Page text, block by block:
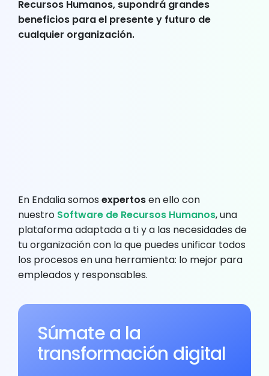
Recursos Humanos, supondrá grandes
beneficios para el presente y futuro de
cualquier organización.
En Endalia somos expertosen ello con
nuestro Software de Recursos Humanos, una
plataforma adaptada a ti y a las necesidades de
tu organización con la que puedes unificar todos
los procesos en una herramienta: lo mejor para
empleados y responsables.
Súmate a la
transformación digital